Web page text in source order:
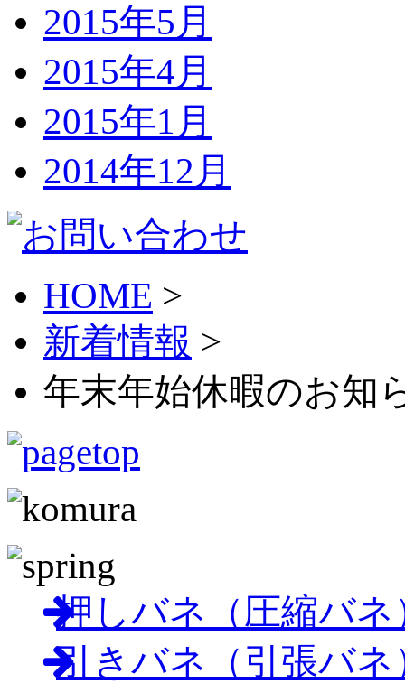
2015年5月
2015年4月
2015年1月
2014年12月
HOME >
新着情報 >
年末年始休暇のお知
押しバネ（圧縮バネ
引きバネ（引張バネ